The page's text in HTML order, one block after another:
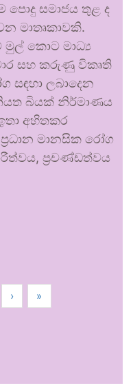
සමාජය තුළ ද
මාතෘකාවකි.
මුල් කොට මාධ්‍ය
සහ කරුණු විකෘති
සඳහා ලබාදෙන
බියක් නිර්මාණය
අහිතකර
මානසික රෝග
ප්‍රචණ්ඩත්වය
› »